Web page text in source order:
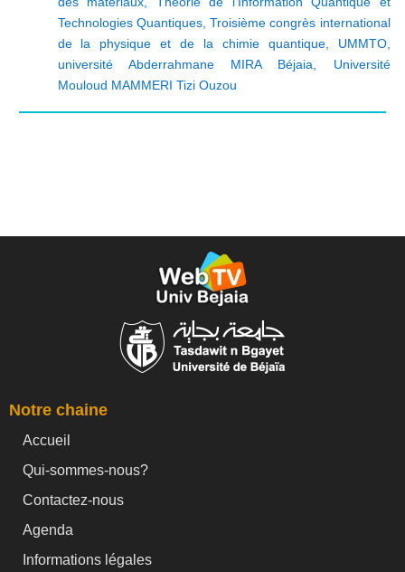
Technologies Quantiques, Troisième congrès international
de la physique et de la chimie quantique, UMMTO,
université Abderrahmane MIRA Béjaia
Université
Mouloud MAMMERI Tizi Ouzou
Notre chaine
Accueil
Qui-sommes-nous?
Contactez-nous
Agenda
Informations légales